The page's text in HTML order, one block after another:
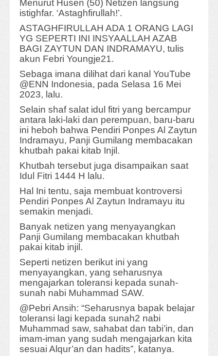
Menurut Husen (50) Netizen langsung
istighfar. ‘Astaghfirullah!’.
ASTAGHFIRULLAH ADA 1 ORANG LAGI
YG SEPERTI INI INSYAALLAH AZAB
BAGI ZAYTUN DAN INDRAMAYU, tulis
akun Febri Youngje21.
Sebaga imana dilihat dari kanal YouTube
@ENN Indonesia, pada Selasa 16 Mei
2023, lalu.
Selain shaf salat idul fitri yang bercampur
antara laki-laki dan perempuan, baru-baru
ini heboh bahwa Pendiri Ponpes Al Zaytun
Indramayu, Panji Gumilang membacakan
khutbah pakai kitab Injil.
Khutbah tersebut juga disampaikan saat
Idul Fitri 1444 H lalu.
Hal Ini tentu, saja membuat kontroversi
Pendiri Ponpes Al Zaytun Indramayu itu
semakin menjadi.
Banyak netizen yang menyayangkan
Panji Gumilang membacakan khutbah
pakai kitab injil.
Seperti netizen berikut ini yang
menyayangkan, yang seharusnya
mengajarkan toleransi kepada sunah-
sunah nabi Muhammad SAW.
@Pebri Ansih: “Seharusnya bapak belajar
toleransi lagi kepada sunah2 nabi
Muhammad saw, sahabat dan tabi’in, dan
imam-iman yang sudah mengajarkan kita
sesuai Alqur’an dan hadits”, katanya.